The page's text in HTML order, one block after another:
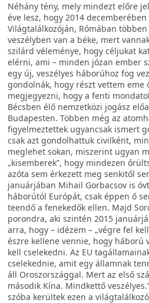
Néhány tény, mely mindezt előre
éve lesz, hogy 2014
Világtalálkozóján, Rómában
veszélyben van a béke, mert
szilárd véleménye, hogy céljukat
elérni, ami – minden józan ember
egy új, veszélyes háborúhoz fog
gondolnák, hogy részt vettem eme
megjegyezni, hogy a fenti
Bécsben élő nemzetközi jogász
Budapesten. Többen még az
figyelmeztettek ugyancsak ismert
csak azt gondolhattuk civilként,
meglehet sokan, miszerint ugyan
„kisemberek”, hogy mindezen
azóta sem érkezett meg senkitől
januárjában Mihail Gorbacsov is
háborútól Európát, csak éppen ő
teendő a fenekedők ellen. Majd
porondra, aki szintén 2015
arra, hogy – idézem – „végre fel
észre kellene vennie, hogy háború
kell cselekedni. Az EU
cselekednie, amit egy államnak
áll Oroszországgal. Mert az első
második Kína. Mindkettő
szóba kerültek ezen a